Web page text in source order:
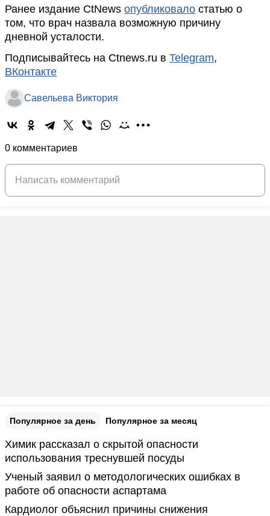
Ранее издание CtNews опубликовало статью о
том, что врач назвала возможную причину
дневной усталости.
Подписывайтесь на Ctnews.ru в Telegram,
ВКонтакте
Савельева Виктория
0 комментариев
Популярное за день Популярное за месяц
Химик рассказал о скрытой опасности
использования треснувшей посуды
Ученый заявил о методологических ошибках в
работе об опасности аспартама
Кардиолог объяснил причины снижения